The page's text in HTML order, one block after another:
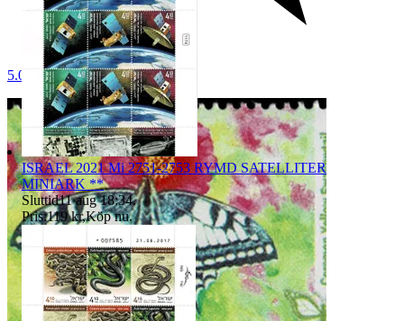
5.0
ISRAEL 2021 Mi 2751-2753 RYMD SATELLITER
MINIARK **
Sluttid11 aug 18:34.
Pris:119 kr,Köp nu.